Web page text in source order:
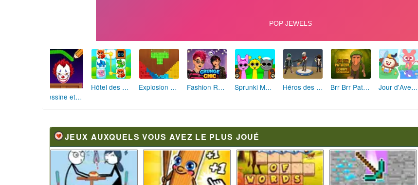
Dessine et Écrase : Le Jeu des Monstres
Hôtel des Animaux de Rêve Explosion de Blocs de Sable Fashion Rebelle: Style Grunge Chic Sprunki Monster: Rythmes Musicaux Monstres Héros des Terres Hostiles Brr Brr Patapim: Le Défi Parkour Délirant Jour d'Aventure: Puzzles en Plein Air
JEUX AUXQUELS VOUS AVEZ LE PLUS JOUÉ